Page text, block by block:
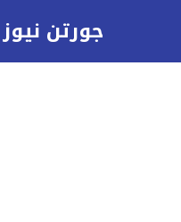
جورتن نيوز